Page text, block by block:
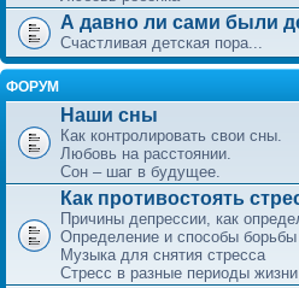
А давно ли сами были
Счастливая детская пора...
ФОРУМ
Наши сны
Как контролировать свои сны.
Любовь на расстоянии.
Сон – шаг в будущее.
Как противостоять
Причины депрессии, как
Определение и способы
Музыка для снятия стресса
Стресс в разные периоды жизни